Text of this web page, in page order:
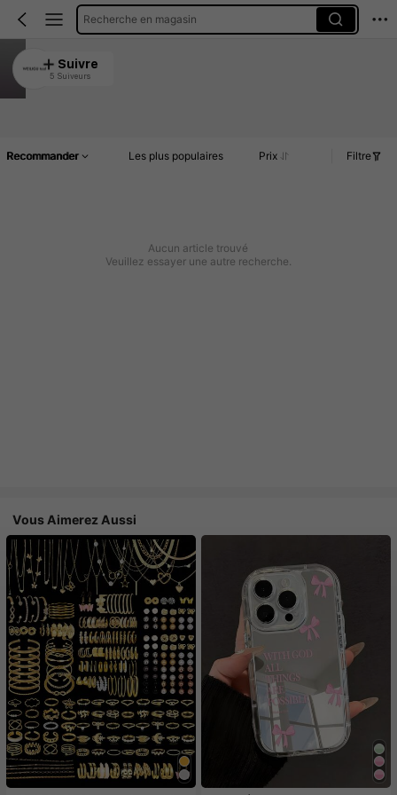
Recherche en magasin
WEILIGU tool
4.39
Suivre
5 Suiveurs
Recommander Les plus populaires Prix Filtre
Aucun article trouvé
Veuillez essayer une autre recherche.
Vous Aimerez Aussi